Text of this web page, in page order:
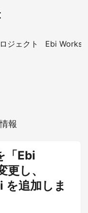
ジェクト Ebi
報
「Ebi
し、
追加しま